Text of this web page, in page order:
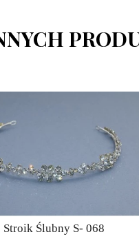
Stroik Ślubny S- 068